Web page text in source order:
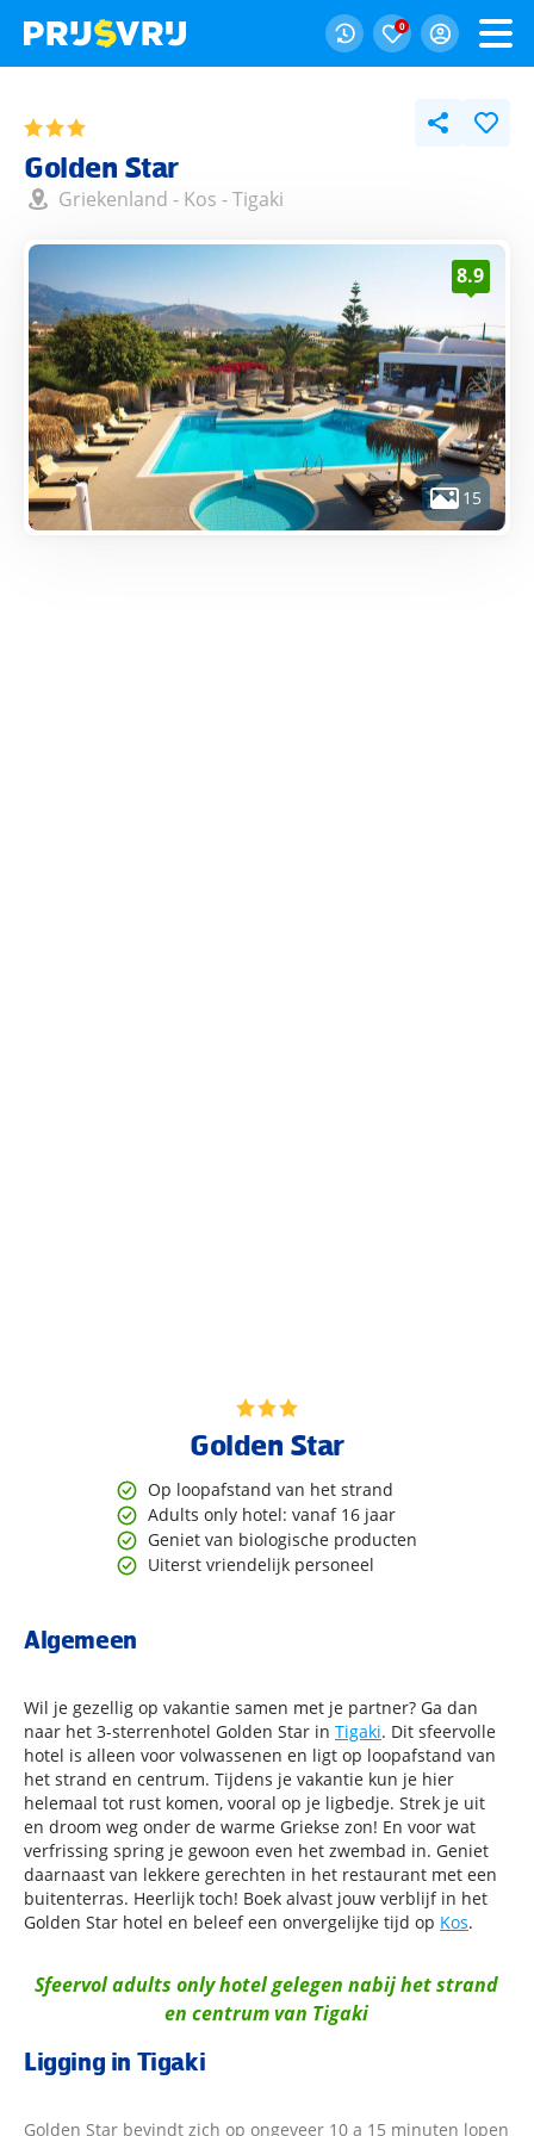
0
Golden Star
Griekenland - Kos -Tigaki
15
8.9
Golden Star
Op loopafstand van het strand
Adults only hotel: vanaf 16 jaar
Geniet van biologische producten
Uiterst vriendelijk personeel
Algemeen
Wil je gezellig op vakantie samen met je partner? Ga dan
naar het 3-sterrenhotel Golden Star in Tigaki. Dit sfeervolle
hotel is alleen voor volwassenen en ligt op loopafstand van
het strand en centrum. Tijdens je vakantie kun je hier
helemaal tot rust komen, vooral op je ligbedje. Strek je uit
en droom weg onder de warme Griekse zon! En voor wat
verfrissing spring je gewoon even het zwembad in. Geniet
daarnaast van lekkere gerechten in het restaurant met een
buitenterras. Heerlijk toch! Boek alvast jouw verblijf in het
Golden Star hotel en beleef een onvergelijke tijd op Kos.
Sfeervol adults only hotel gelegen nabij het strand
en centrum van Tigaki
Ligging in Tigaki
Golden Star bevindt zich op ongeveer 10 a 15 minuten lopen